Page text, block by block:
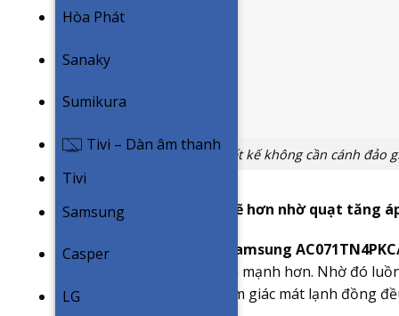
Hòa Phát
Sanaky
Sumikura
Tivi – Dàn âm thanh
Tivi
Samsung
Casper
LG
Thiết kế không cần cánh đảo
Luồng gió thổi mạnh mẽ hơn nhờ quạt tăng
Máyđiều hòa âm trần Samsung
phép luồng gió thổi xa và mạnh hơn. Nhờ đó
căn phòng, mang đến cảm giác mát lạnh đồng